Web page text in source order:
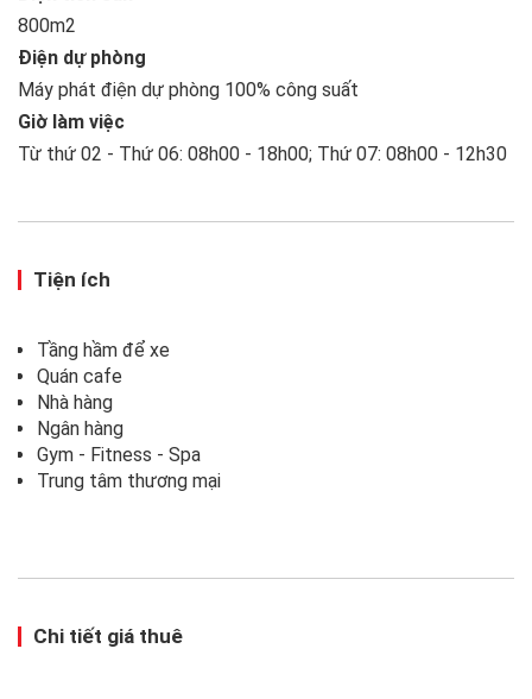
800m2
Điện dự phòng
Máy phát điện dự phòng 100% công suất
Giờ làm việc
Từ thứ 02 - Thứ 06: 08h00 - 18h00; Thứ 07: 08h00 - 12h30
Tiện ích
Tầng hầm để xe
Quán cafe
Nhà hàng
Ngân hàng
Gym - Fitness - Spa
Trung tâm thương mại
Chi tiết giá thuê